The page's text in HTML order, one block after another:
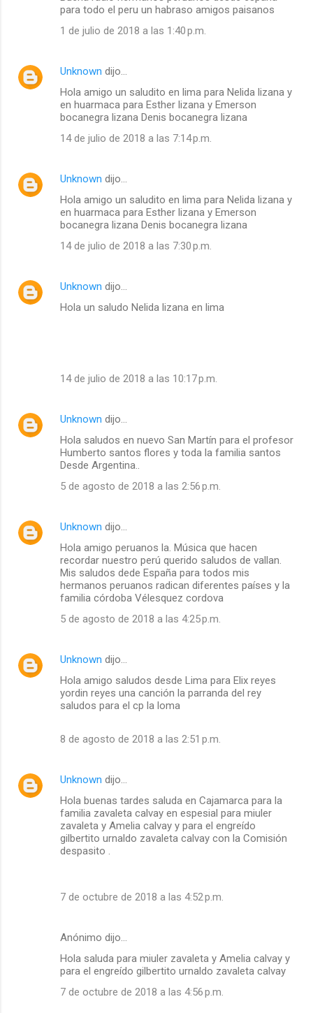
para todo el peru un habraso amigos paisanos
1 de julio de 2018 a las 1:40 p.m.
Unknown dijo…
Hola amigo un saludito en lima para Nelida lizana y
en huarmaca para Esther lizana y Emerson
bocanegra lizana Denis bocanegra lizana
14 de julio de 2018 a las 7:14 p.m.
Unknown dijo…
Hola amigo un saludito en lima para Nelida lizana y
en huarmaca para Esther lizana y Emerson
bocanegra lizana Denis bocanegra lizana
14 de julio de 2018 a las 7:30 p.m.
Unknown dijo…
Hola un saludo Nelida lizana en lima
14 de julio de 2018 a las 10:17 p.m.
Unknown dijo…
Hola saludos en nuevo San Martín para el profesor
Humberto santos flores y toda la familia santos
Desde Argentina..
5 de agosto de 2018 a las 2:56 p.m.
Unknown dijo…
Hola amigo peruanos la. Música que hacen
recordar nuestro perú querido saludos de vallan.
Mis saludos dede España para todos mis
hermanos peruanos radican diferentes países y la
familia córdoba Vélesquez cordova
5 de agosto de 2018 a las 4:25 p.m.
Unknown dijo…
Hola amigo saludos desde Lima para Elix reyes
yordin reyes una canción la parranda del rey
saludos para el cp la loma
8 de agosto de 2018 a las 2:51 p.m.
Unknown dijo…
Hola buenas tardes saluda en Cajamarca para la
familia zavaleta calvay en espesial para miuler
zavaleta y Amelia calvay y para el engreído
gilbertito urnaldo zavaleta calvay con la Comisión
despasito .
7 de octubre de 2018 a las 4:52 p.m.
Anónimo dijo…
Hola saluda para miuler zavaleta y Amelia calvay y
para el engreído gilbertito urnaldo zavaleta calvay
7 de octubre de 2018 a las 4:56 p.m.